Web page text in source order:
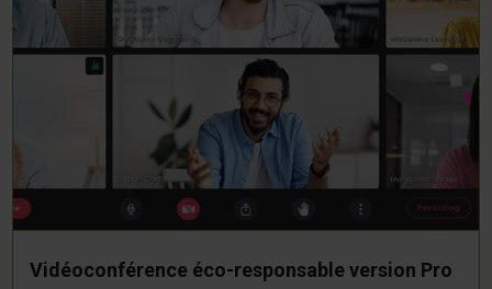
Vidéoconférence éco-responsable version Pro